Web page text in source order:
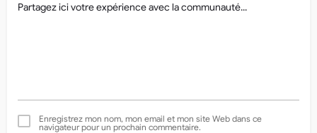
Enregistrez mon nom, mon email et mon site Web dans ce
navigateur pour un prochain commentaire.